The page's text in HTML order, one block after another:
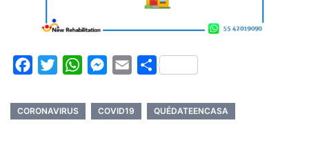
FacebookTwitterWhatsAppMessenger
EmailCompartir
CORONAVIRUS COVID19 QUÉDATEENCASA